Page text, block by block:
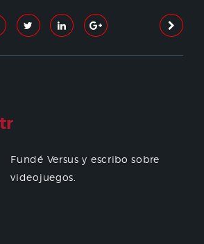
Fundé Versus y escribo sobre
videojuegos.